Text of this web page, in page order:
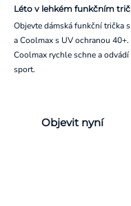
Léto v lehkém funkčním
Objevte dámská funkční trička
a Coolmax s UV ochranou
Coolmax rychle schne a
sport.
Objevit nyní